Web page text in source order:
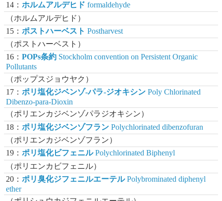
14：ホルムアルデヒド formaldehyde
（ホルムアルデヒド）
15：ポストハーベスト Postharvest
（ポストハーベスト）
16：POPs条約 Stockholm convention on Persistent Organic
Pollutants
（ポップスジョウヤク）
17：ポリ塩化ジベンゾ-パラ-ジオキシン Poly Chlorinated
Dibenzo-para-Dioxin
（ポリエンカジベンゾパラジオキシン）
18：ポリ塩化ジベンゾフラン Polychlorinated dibenzofuran
（ポリエンカジベンゾフラン）
19：ポリ塩化ビフェニルPolychlorinated Biphenyl
（ポリエンカビフェニル）
20：ポリ臭化ジフェニルエーテルPolybrominated diphenyl
ether